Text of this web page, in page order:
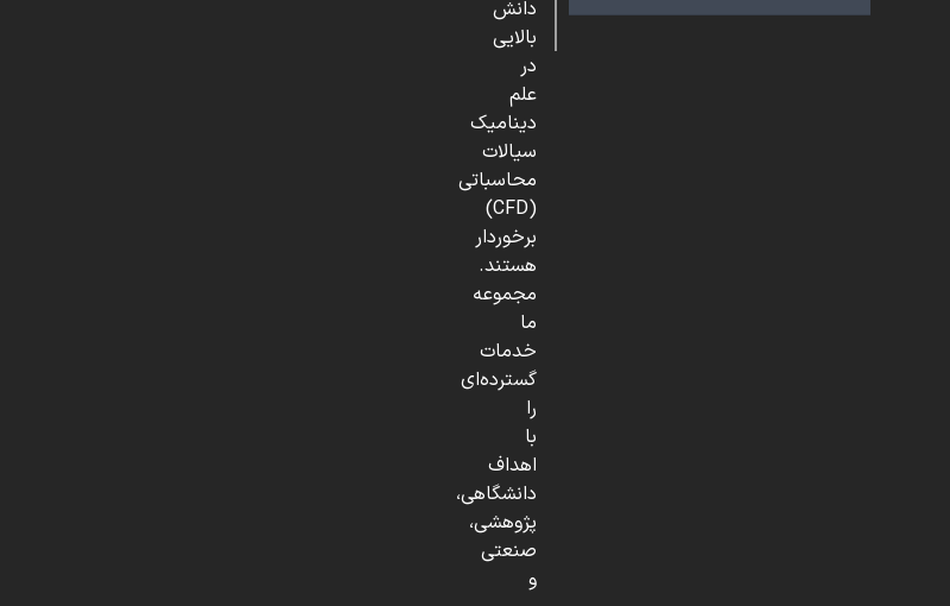
دانش
بالایی
در
علم
دینامیک
سیالات
محاسباتی
(CFD)
برخوردار
هستند.
مجموعه
ما
خدمات
گسترده‌ای
را
با
اهداف
دانشگاهی،
پژوهشی،
صنعتی
و